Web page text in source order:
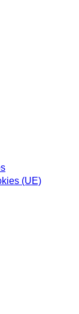
à notre newsletter
(UE)